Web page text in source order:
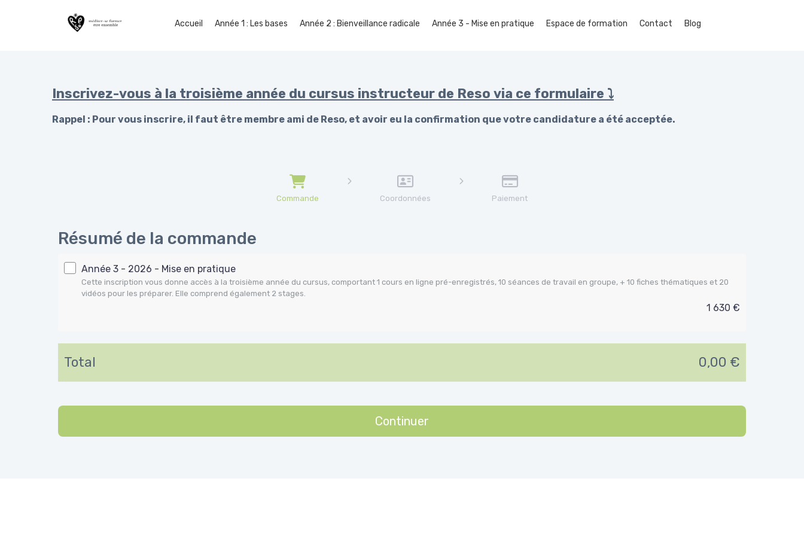
Accueil Année 1 : Les bases Année 2 : Bienveillance radicale Année 3 - Mise en pratique Espace de formation Contact Blog
Inscrivez-vous à la troisième année du cursus instructeur de Reso via ce formulaire ⤵
Rappel : Pour vous inscrire, il faut être membre ami de Reso, et avoir eu la confirmation que votre candidature a été acceptée.
Commande Coordonnées Paiement
Résumé de la commande
Année 3 - 2026 - Mise en pratique
Cette inscription vous donne accès à la troisième année du cursus, comportant 1 cours en ligne pré-enregistrés, 10 séances de travail en groupe, + 10 fiches thématiques et 20
vidéos pour les préparer. Elle comprend également 2 stages.
1 630 €
Total 0,00 €
Continuer